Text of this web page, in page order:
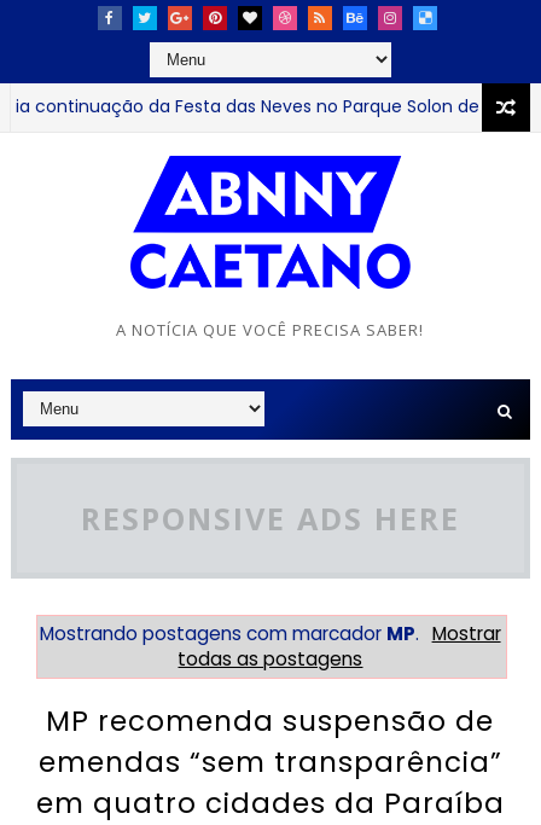
da Festa das Neves no Parque Solon de Lucena
trajetória na implantação das Escolas Cidadãs e destaca
A NOTÍCIA QUE VOCÊ PRECISA SABER!
RESPONSIVE ADS HERE
Mostrando postagens com marcador MP. Mostrar
todas as postagens
MP recomenda suspensão de
emendas “sem transparência”
em quatro cidades da Paraíba